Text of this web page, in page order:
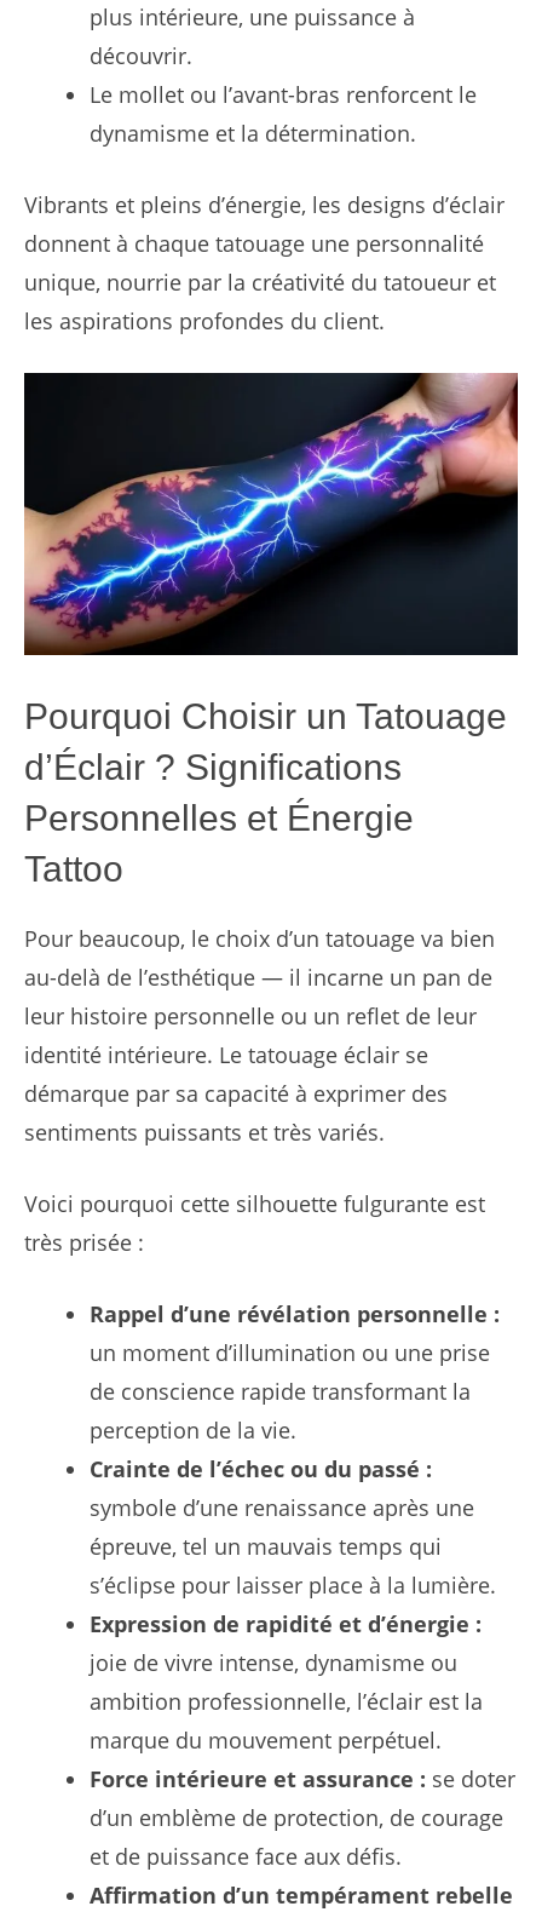
plus intérieure, une puissance à
découvrir.
Le mollet ou l’avant-bras renforcent le
dynamisme et la détermination.
Vibrants et pleins d’énergie, les designs d’éclair
donnent à chaque tatouage une personnalité
unique, nourrie par la créativité du tatoueur et
les aspirations profondes du client.
Pourquoi Choisir un Tatouage
d’Éclair ? Significations
Personnelles et Énergie
Tattoo
Pour beaucoup, le choix d’un tatouage va bien
au-delà de l’esthétique — il incarne un pan de
leur histoire personnelle ou un reflet de leur
identité intérieure. Le tatouage éclair se
démarque par sa capacité à exprimer des
sentiments puissants et très variés.
Voici pourquoi cette silhouette fulgurante est
très prisée :
Rappel d’une révélation personnelle :
un moment d’illumination ou une prise
de conscience rapide transformant la
perception de la vie.
Crainte de l’échec ou du passé :
symbole d’une renaissance après une
épreuve, tel un mauvais temps qui
s’éclipse pour laisser place à la lumière.
Expression de rapidité et d’énergie :
joie de vivre intense, dynamisme ou
ambition professionnelle, l’éclair est la
marque du mouvement perpétuel.
Force intérieure et assurance : se doter
d’un emblème de protection, de courage
et de puissance face aux défis.
Affirmation d’un tempérament rebelle